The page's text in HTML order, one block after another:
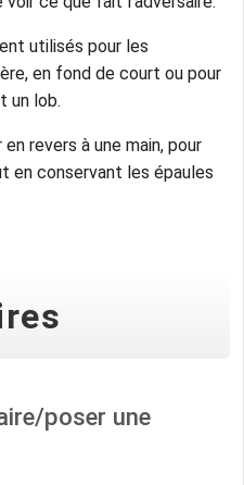
utilisés pour les
en fond de court ou pour
un lob.
revers à une main, pour
en conservant les épaules
poser une